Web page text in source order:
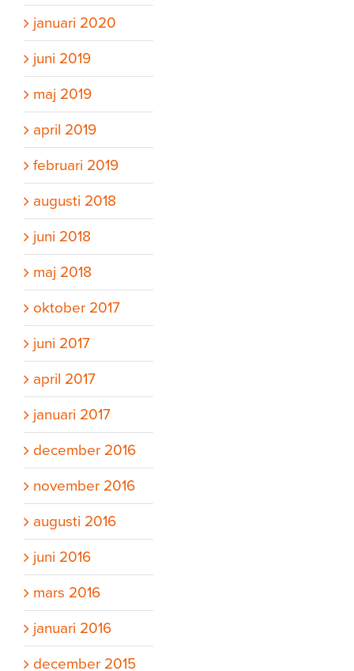
januari 2020
juni 2019
maj 2019
april 2019
februari 2019
augusti 2018
juni 2018
maj 2018
oktober 2017
juni 2017
april 2017
januari 2017
december 2016
november 2016
augusti 2016
juni 2016
mars 2016
januari 2016
december 2015